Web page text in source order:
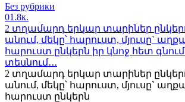
Без рубрики
01.8к.
2 տղամարդ երկար տարիներ
անում, մեկը՝ հարուստ, մյուսը`
հարուստ ընկերն իր կնոջ հետ
տեսնում․․․
2 տղամարդ երկար տարիներ
անում, մեկը՝ հարուստ, մյուսը`
հարուստ ընկերն